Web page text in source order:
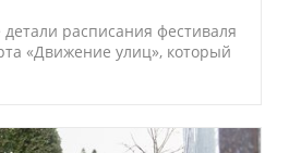
расписания фестиваля
«Движение улиц», который